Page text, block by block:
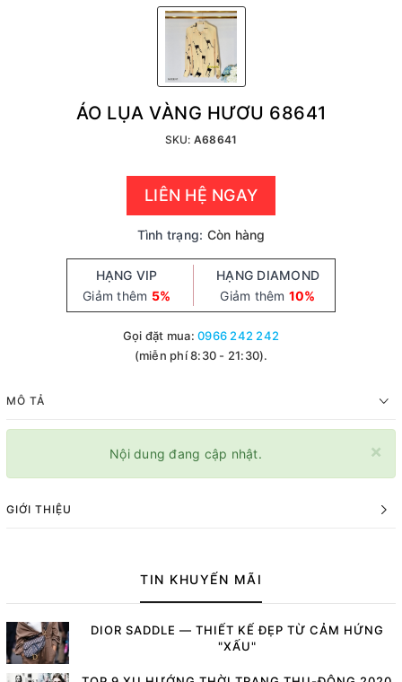
ÁO LỤA VÀNG HƯƠU 68641
SKU: A68641
LIÊN HỆ NGAY
Tình trạng: Còn hàng
HẠNG VIP
Giảm thêm 5%
HẠNG DIAMOND
Giảm thêm 10%
Gọi đặt mua:0966 242 242
(miễn phí 8:30 - 21:30).
MÔ TẢ
×
Nội dung đang cập nhật.
GIỚI THIỆU
TIN KHUYẾN MÃI
DIOR SADDLE — THIẾT KẾ ĐẸP TỪ CẢM HỨNG
"XẤU"